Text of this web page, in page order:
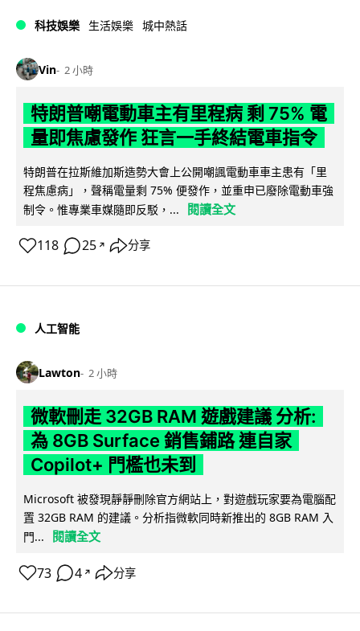
科技娛樂 生活娛樂 城中熱話
Vin 2 小時
特朗普嘲電動車主有里程病 剩 75% 電
量即焦慮發作 狂言一手終結電車指令
特朗普在拉斯維加斯造勢大會上公開嘲諷電動車車主患有「里
程焦慮病」，聲稱電量剩 75% 便發作，並重申已廢除電動車強
制令。惟專業車媒隨即反駁，...
閱讀全文
118 25 ↗ 分享
人工智能
Lawton 2 小時
微軟刪走 32GB RAM 遊戲建議 分析:
為 8GB Surface 銷售鋪路 連自家
Copilot+ 門檻也未到
Microsoft 被發現靜靜刪除官方網站上，對遊戲玩家要為電腦配
置 32GB RAM 的建議。分析指微軟同時新推出的 8GB RAM 入
門...
閱讀全文
73 4 ↗ 分享